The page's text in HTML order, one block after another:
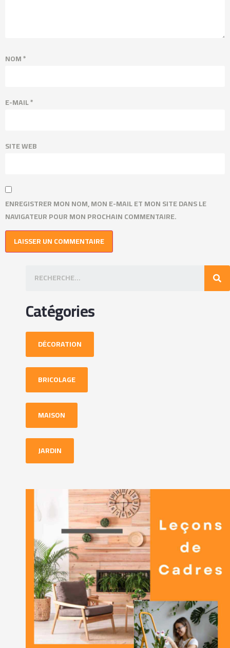
NOM*
E-MAIL*
SITE WEB
ENREGISTRER MON NOM, MON E-MAIL ET MON SITE DANS LE
NAVIGATEUR POUR MON PROCHAIN COMMENTAIRE.
Catégories
DÉCORATION
BRICOLAGE
MAISON
JARDIN